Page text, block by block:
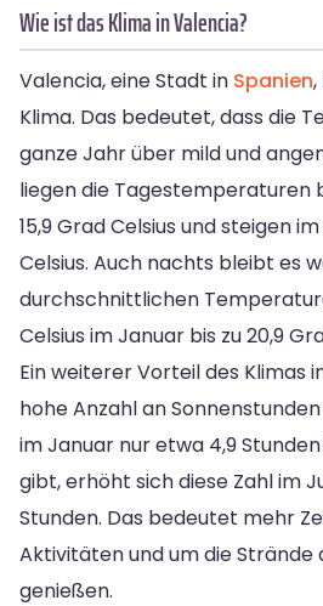
Wie ist das Klima in Valencia?
Valencia, eine Stadt in Spanien
Klima. Das bedeutet, dass die
ganze Jahr über mild und
liegen die Tagestemperaturen
15,9 Grad Celsius und steigen
Celsius. Auch nachts bleibt es
durchschnittlichen
Celsius im Januar bis zu 20,9
Ein weiterer Vorteil des Klimas
hohe Anzahl an
im Januar nur etwa 4,9
gibt, erhöht sich diese Zahl im
Stunden. Das bedeutet mehr
Aktivitäten und um die Strände
genießen.